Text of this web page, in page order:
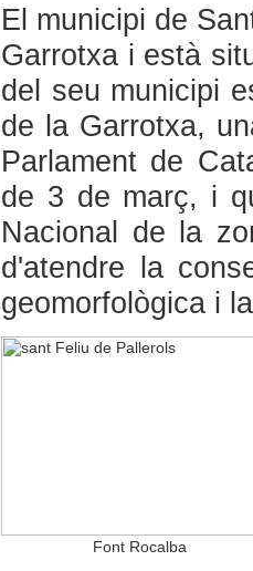
El municipi de
Garrotxa i està
del seu municipi
de la Garrotxa,
Parlament de
de 3 de març, i
Nacional de la
d'atendre la
geomorfològica i
Font Rocalba